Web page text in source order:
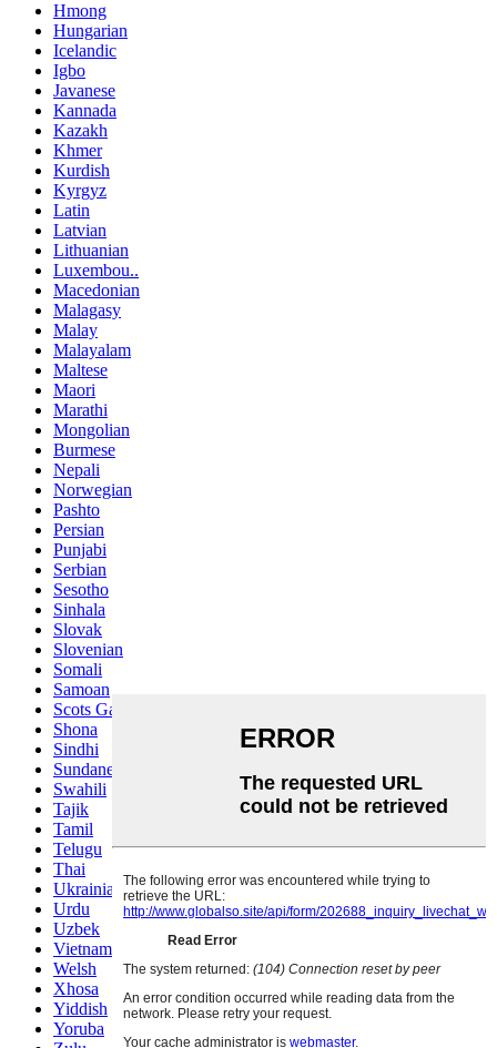
Hmong
Hungarian
Icelandic
Igbo
Javanese
Kannada
Kazakh
Khmer
Kurdish
Kyrgyz
Latin
Latvian
Lithuanian
Luxembou..
Macedonian
Malagasy
Malay
Malayalam
Maltese
Maori
Marathi
Mongolian
Burmese
Nepali
Norwegian
Pashto
Persian
Punjabi
Serbian
Sesotho
Sinhala
Slovak
Slovenian
Somali
Samoan
Scots Gaelic
Shona
Sindhi
Sundanese
Swahili
Tajik
Tamil
Telugu
Thai
Ukrainian
Urdu
Uzbek
Vietnamese
Welsh
Xhosa
Yiddish
Yoruba